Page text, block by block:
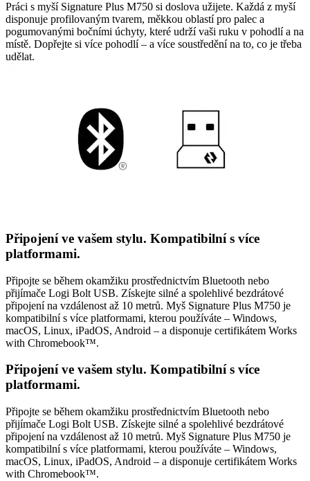
Práci s myší Signature Plus M750 si doslova užijete. Každá z myší
disponuje profilovaným tvarem, měkkou oblastí pro palec a
pogumovanými bočními úchyty, které udrží vaši ruku v pohodlí a na
místě. Dopřejte si více pohodlí – a více soustředění na to, co je třeba
udělat.
Připojení ve vašem stylu. Kompatibilní s více
platformami.
Připojte se během okamžiku prostřednictvím Bluetooth nebo
přijímače Logi Bolt USB. Získejte silné a spolehlivé bezdrátové
připojení na vzdálenost až 10 metrů. Myš Signature Plus M750 je
kompatibilní s více platformami, kterou používáte – Windows,
macOS, Linux, iPadOS, Android – a disponuje certifikátem Works
with Chromebook™.
Připojení ve vašem stylu. Kompatibilní s více
platformami.
Připojte se během okamžiku prostřednictvím Bluetooth nebo
přijímače Logi Bolt USB. Získejte silné a spolehlivé bezdrátové
připojení na vzdálenost až 10 metrů. Myš Signature Plus M750 je
kompatibilní s více platformami, kterou používáte – Windows,
macOS, Linux, iPadOS, Android – a disponuje certifikátem Works
with Chromebook™.